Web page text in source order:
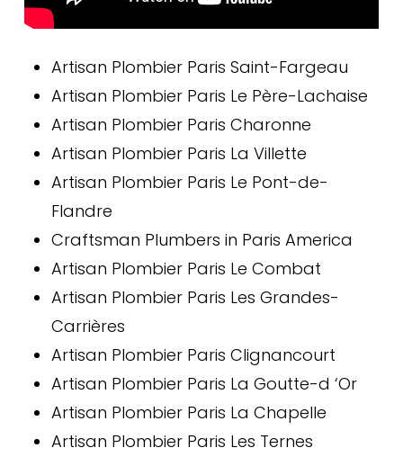
Artisan Plombier Paris Saint-Fargeau
Artisan Plombier Paris Le Père-Lachaise
Artisan Plombier Paris Charonne
Artisan Plombier Paris La Villette
Artisan Plombier Paris Le Pont-de-
Flandre
Craftsman Plumbers in Paris America
Artisan Plombier Paris Le Combat
Artisan Plombier Paris Les Grandes-
Carrières
Artisan Plombier Paris Clignancourt
Artisan Plombier Paris La Goutte-d ‘Or
Artisan Plombier Paris La Chapelle
Artisan Plombier Paris Les Ternes